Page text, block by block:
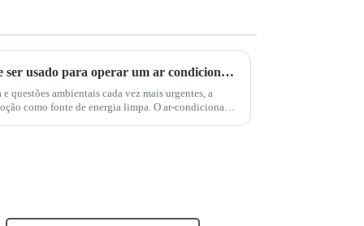
Um sistema solar híbrido pode ser usado para operar um ar condicionado?
questões ambientais cada vez mais urgentes, a
como fonte de energia limpa. O ar-condicionado,